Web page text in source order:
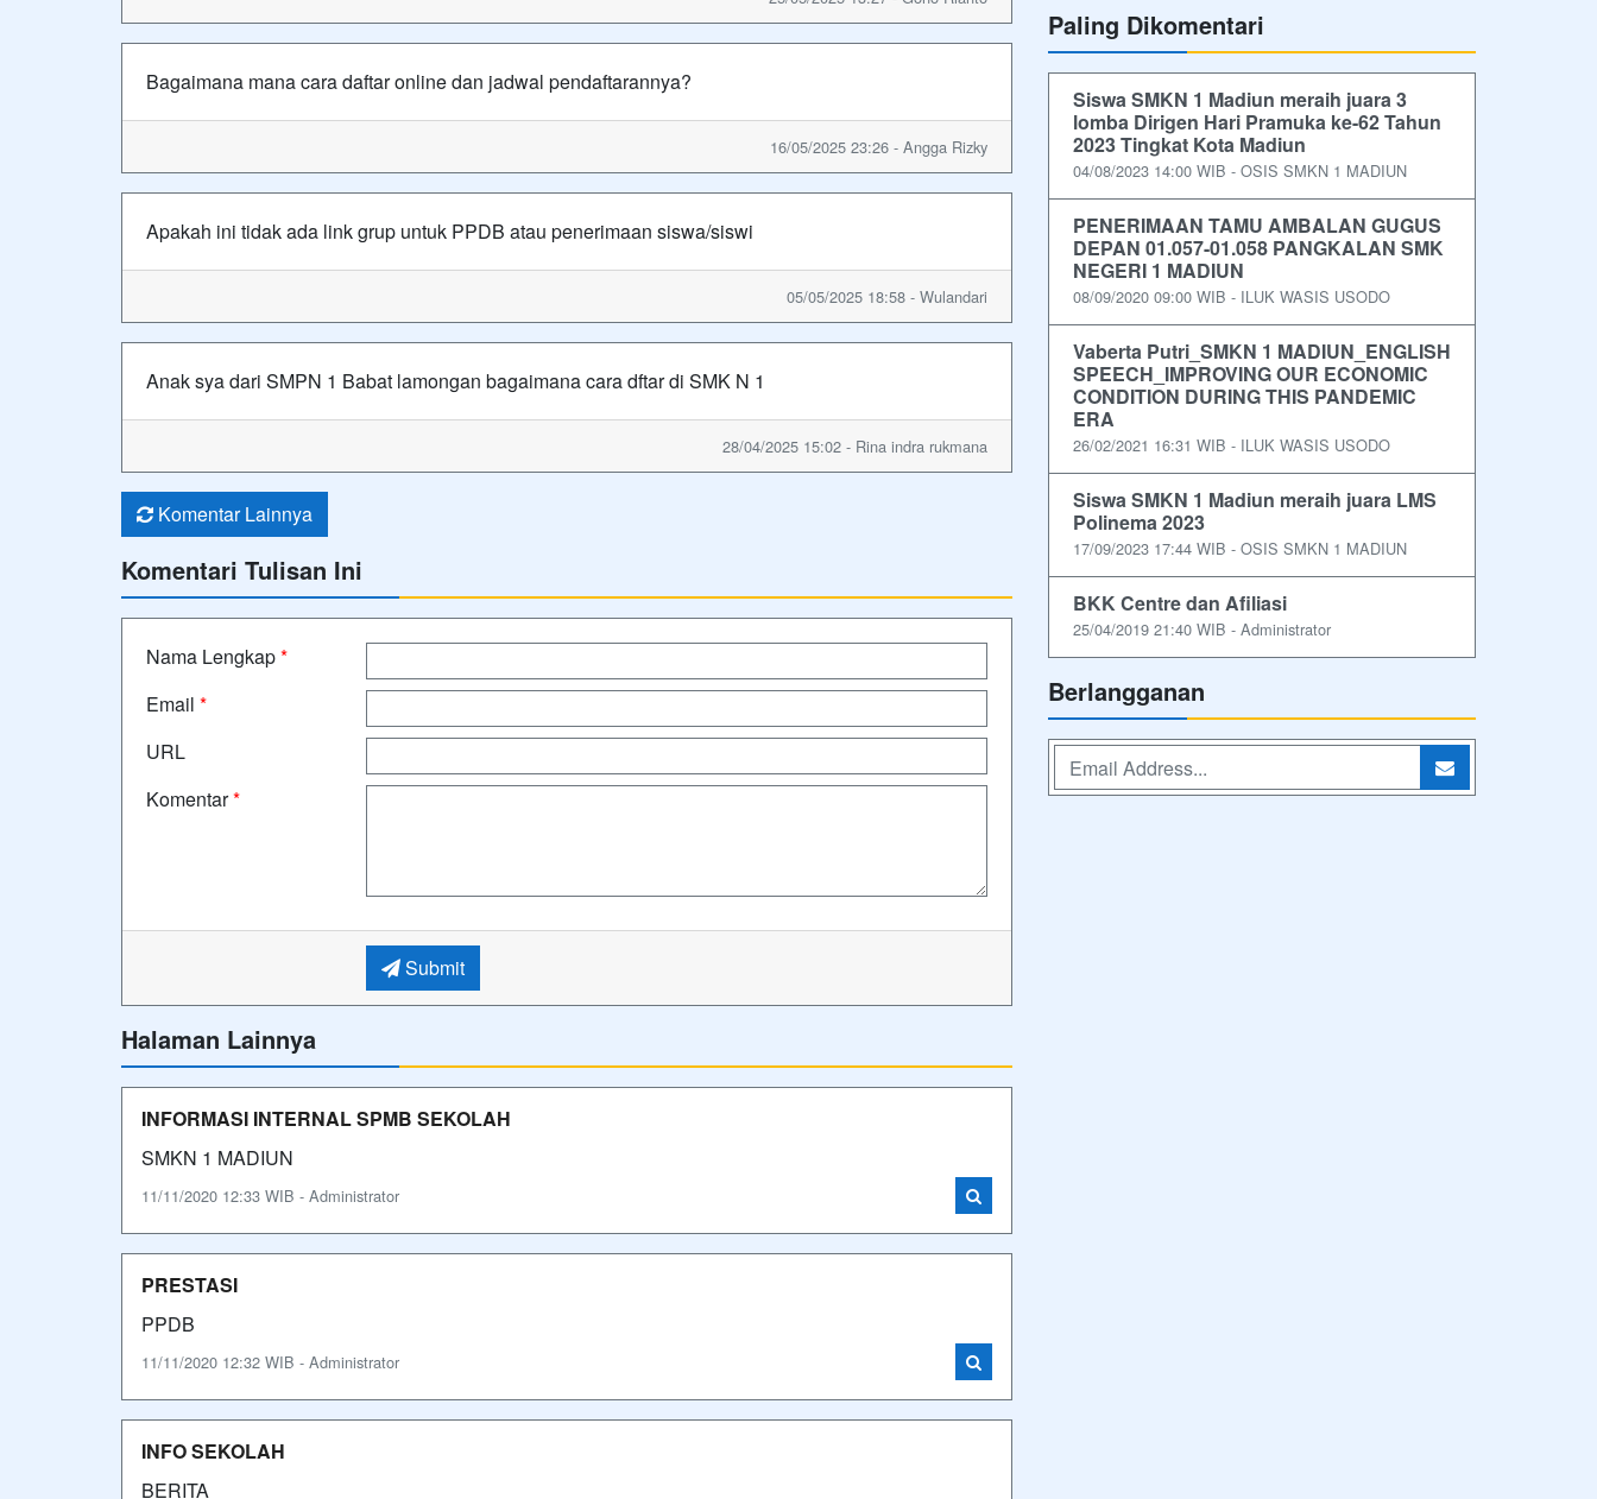
Bagaimana mana cara daftar online dan jadwal pendaftarannya?
16/05/2025 23:26 - Angga Rizky
Apakah ini tidak ada link grup untuk PPDB atau penerimaan siswa/siswi
05/05/2025 18:58 - Wulandari
Anak sya dari SMPN 1 Babat lamongan bagaimana cara dftar di SMK N 1
28/04/2025 15:02 - Rina indra rukmana
Komentar Lainnya
Komentari Tulisan Ini
Nama Lengkap*
Email *
URL
Komentar*
Submit
Halaman Lainnya
INFORMASI INTERNAL SPMB SEKOLAH
SMKN 1 MADIUN
11/11/2020 12:33 WIB - Administrator
PRESTASI
PPDB
11/11/2020 12:32 WIB - Administrator
INFO SEKOLAH
BERITA
Paling Dikomentari
Siswa SMKN 1 Madiun meraih juara 3
lomba Dirigen Hari Pramuka ke-62 Tahun
2023 Tingkat Kota Madiun
04/08/2023 14:00 WIB - OSIS SMKN 1 MADIUN
PENERIMAAN TAMU AMBALAN GUGUS
DEPAN 01.057-01.058 PANGKALAN SMK
NEGERI 1 MADIUN
08/09/2020 09:00 WIB - ILUK WASIS USODO
Vaberta Putri_SMKN 1 MADIUN_ENGLISH
SPEECH_IMPROVING OUR ECONOMIC
CONDITION DURING THIS PANDEMIC
ERA
26/02/2021 16:31 WIB - ILUK WASIS USODO
Siswa SMKN 1 Madiun meraih juara LMS
Polinema 2023
17/09/2023 17:44 WIB - OSIS SMKN 1 MADIUN
BKK Centre dan Afiliasi
25/04/2019 21:40 WIB - Administrator
Berlangganan